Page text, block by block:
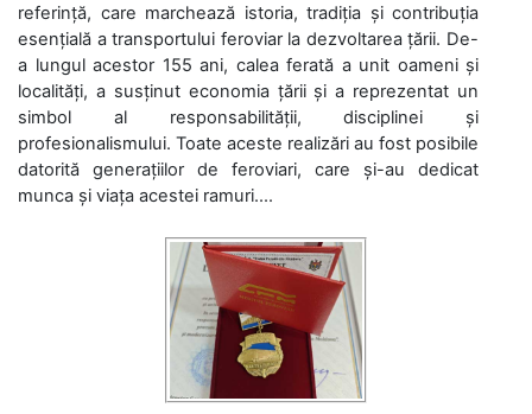
referință, care marchează istoria, tradiția și contribuția
esențială a transportului feroviar la dezvoltarea țării. De-
a lungul acestor 155 ani, calea ferată a unit oameni și
localități, a susținut economia țării și a reprezentat un
simbol al responsabilității, disciplinei și
profesionalismului. Toate aceste realizări au fost posibile
datorită generațiilor de feroviari, care și-au dedicat
munca și viața acestei ramuri....